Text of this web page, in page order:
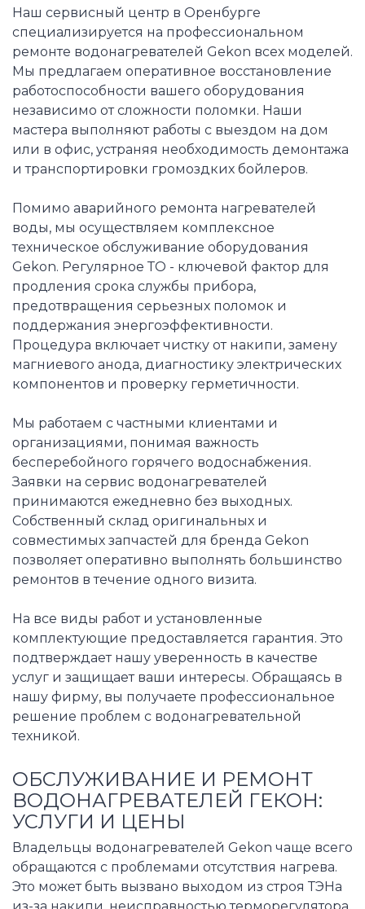
Наш сервисный центр в Оренбурге
специализируется на профессиональном
ремонте водонагревателей Gekon всех моделей.
Мы предлагаем оперативное восстановление
работоспособности вашего оборудования
независимо от сложности поломки. Наши
мастера выполняют работы с выездом на дом
или в офис, устраняя необходимость демонтажа
и транспортировки громоздких бойлеров.
Помимо аварийного ремонта нагревателей
воды, мы осуществляем комплексное
техническое обслуживание оборудования
Gekon. Регулярное ТО - ключевой фактор для
продления срока службы прибора,
предотвращения серьезных поломок и
поддержания энергоэффективности.
Процедура включает чистку от накипи, замену
магниевого анода, диагностику электрических
компонентов и проверку герметичности.
Мы работаем с частными клиентами и
организациями, понимая важность
бесперебойного горячего водоснабжения.
Заявки на сервис водонагревателей
принимаются ежедневно без выходных.
Собственный склад оригинальных и
совместимых запчастей для бренда Gekon
позволяет оперативно выполнять большинство
ремонтов в течение одного визита.
На все виды работ и установленные
комплектующие предоставляется гарантия. Это
подтверждает нашу уверенность в качестве
услуг и защищает ваши интересы. Обращаясь в
нашу фирму, вы получаете профессиональное
решение проблем с водонагревательной
техникой.
ОБСЛУЖИВАНИЕ И РЕМОНТ
ВОДОНАГРЕВАТЕЛЕЙ ГЕКОН:
УСЛУГИ И ЦЕНЫ
Владельцы водонагревателей Gekon чаще всего
обращаются с проблемами отсутствия нагрева.
Это может быть вызвано выходом из строя ТЭНа